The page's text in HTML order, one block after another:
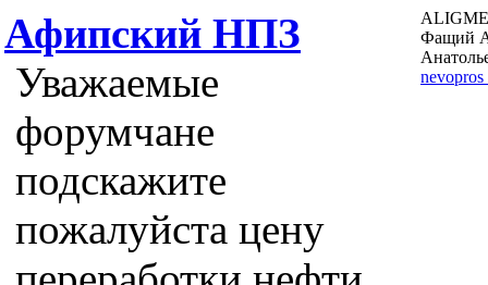
Афипский НПЗ
Уважаемые
форумчане
подскажите
пожалуйста цену
Фащий